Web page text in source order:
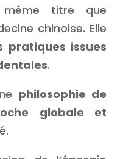
titre que
chinoise. Elle
pratiques issues
.
philosophie de
globale et